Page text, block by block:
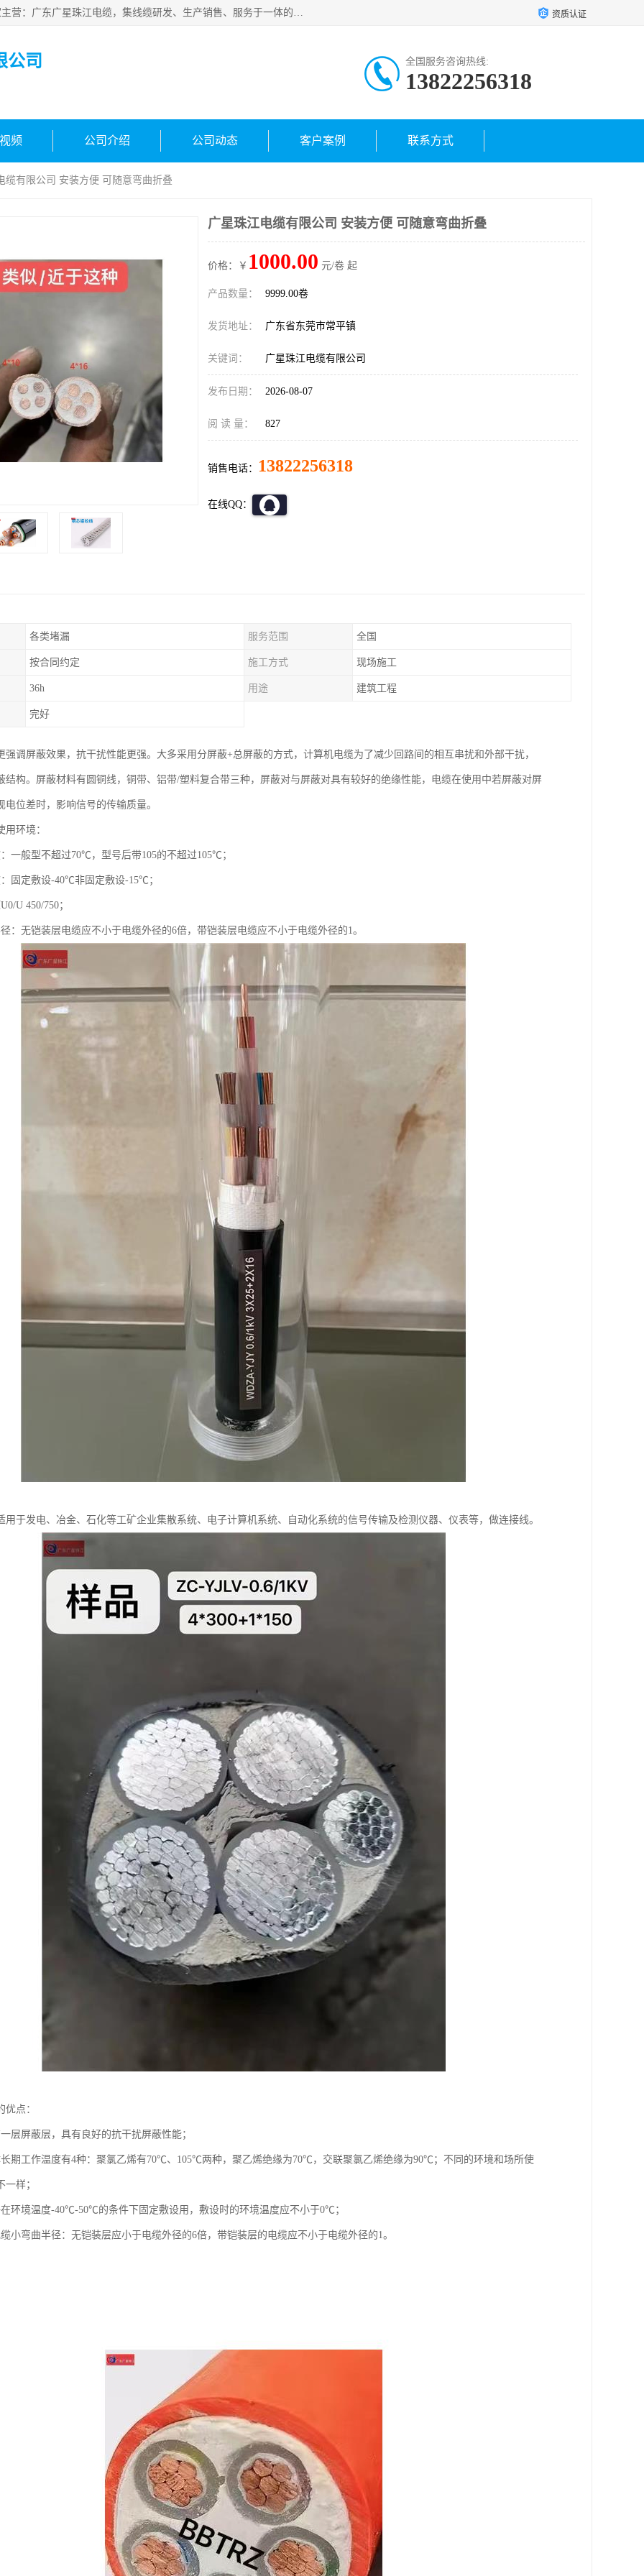
广东广星珠江电缆实业有限公司是一家广东广星珠江电缆厂家主营：广东广星珠江电缆，集线缆研发、生产销售、服务于一体的生产企业。公司自创立以来，确立了“广星珠江电缆，您的一站式采购”的战略发展口号，明确了将广星珠江打造成“线缆产品种类覆盖较广较全、质量较优、服务较好的大型综合性*化生产企业”的发展目标。 资质认证
公司 全国服务咨询热线:
13822256318
频 公司介绍 公司动态 客户案例 联系方式
缆有限公司 安装方便 可随意弯曲折叠
广星珠江电缆有限公司 安装方便 可随意弯曲折叠
价格：￥ 1000.00 元/卷 起
产品数量： 9999.00卷
发货地址： 广东省东莞市常平镇
关键词： 广星珠江电缆有限公司
发布日期： 2026-08-07
阅 读 量： 827
销售电话： 13822256318
在线QQ：
各类堵漏 服务范围 全国
按合同约定 施工方式 现场施工
36h 用途 建筑工程
完好
强调屏蔽效果，抗干扰性能更强。大多采用分屏蔽+总屏蔽的方式，计算机电缆为了减少回路间的相互串扰和外部干扰，
结构。屏蔽材料有圆铜线，铜带、铝带/塑料复合带三种，屏蔽对与屏蔽对具有较好的绝缘性能，电缆在使用中若屏蔽对屏
电位差时，影响信号的传输质量。
用环境：
一般型不超过70℃，型号后带105的不超过105℃；
固定敷设-40℃非固定敷设-15℃；
U 450/750；
：无铠装层电缆应不小于电缆外径的6倍，带铠装层电缆应不小于电缆外径的1。
用于发电、冶金、石化等工矿企业集散系统、电子计算机系统、自动化系统的信号传输及检测仪器、仪表等，做连接线。
优点：
层屏蔽层，具有良好的抗干扰屏蔽性能；
期工作温度有4种：聚氯乙烯有70℃、105℃两种，聚乙烯绝缘为70℃，交联聚氯乙烯绝缘为90℃；不同的环境和场所使
一样；
环境温度-40℃-50℃的条件下固定敷设用，敷设时的环境温度应不小于0℃；
小弯曲半径：无铠装层应小于电缆外径的6倍，带铠装层的电缆应不小于电缆外径的1。